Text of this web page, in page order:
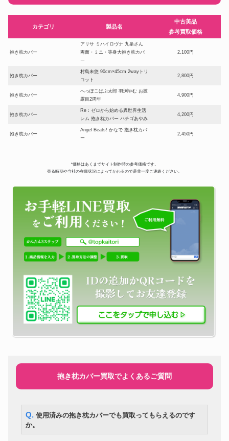
カテゴリ 製品名
中古美品
参考買取価格
抱き枕カバー
アリサ ミハイロヴナ 九条さん
両面・ミニ・等身大抱き枕カバ
ー
2,100円
抱き枕カバー
村島未悠 90cm×45cm 2wayトリ
コット
2,800円
抱き枕カバー
へっぽこばぶ太郎 羽渕やむ お披
露目2周年
4,900円
抱き枕カバー
Re：ゼロから始める異世界生活
レム 抱き枕カバー ハチゴあやみ
4,200円
抱き枕カバー
Angel Beats! かなで 抱き枕カバ
ー
2,450円
抱き枕カバー
抱き枕カバー
面・等身大抱き枕カバー
1,400円
抱き枕カバー
アイドルマスター シンデレラガ
ールズ 佐城雪美 抱き枕カバー
*価格はあくまでサイト制作時の参考価格です。
売る時期や当社の在庫状況によってかわるので是非一度ご連絡ください。
抱き枕カバー買取でよくあるご質問
Q. 使用済みの抱き枕カバーでも買取ってもらえるのです
か。